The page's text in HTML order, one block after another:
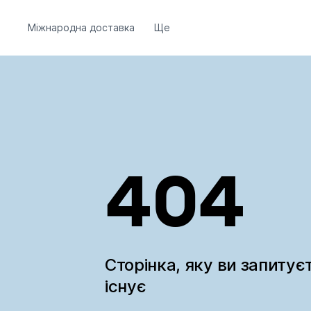
Міжнародна доставка Ще
404
Сторінка, яку ви
існує